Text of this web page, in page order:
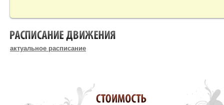
РАСПИСАНИЕ ДВИЖЕНИЯ
актуальное расписание
Стоимость услуг